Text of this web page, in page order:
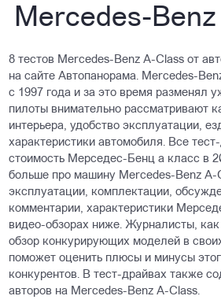
Mercedes-
8 тестов Mercedes-Benz A-Class от
на сайте Автопанорама. Mercedes-
с 1997 года и за это время разменял
пилоты внимательно рассматривают
интерьера, удобство эксплуатации,
характеристики автомобиля. Все
стоимость Mерседес-Бенц а класс в
больше про машину Mercedes-Benz A-
эксплуатации, комплектации,
комментарии, характеристики
видео-обзорах ниже. Журналисты,
обзор конкурирующих моделей в
поможет оценить плюсы и минусы
конкурентов. В тест-драйвах также
авторов на Mercedes-Benz A-Class.